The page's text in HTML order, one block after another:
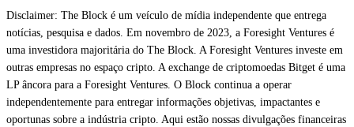
Disclaimer: The Block é um veículo de mídia independente que entrega
notícias, pesquisa e dados. Em novembro de 2023, a Foresight Ventures é
uma investidora majoritária do The Block. A Foresight Ventures investe em
outras empresas no espaço cripto. A exchange de criptomoedas Bitget é uma
LP âncora para a Foresight Ventures. O Block continua a operar
independentemente para entregar informações objetivas, impactantes e
oportunas sobre a indústria cripto. Aqui estão nossas divulgações financeiras